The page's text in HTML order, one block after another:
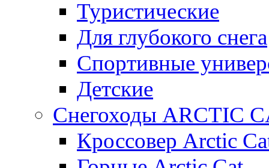
Туристические
Для глубокого снега
Спортивные
Детские
Снегоходы ARCTIC
Кроссовер Arctic